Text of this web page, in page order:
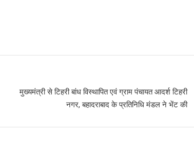
मुख्यमंत्री से टिहरी बांध विस्थापित एवं ग्राम पंचायत आदर्श टिहरी
नगर, बहादराबाद के प्रतिनिधि मंडल ने भेंट की